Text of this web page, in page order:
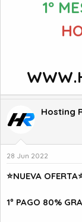
1º
Hosting
28 Jun 2022
⭐NUEVA
1º PAGO 80%